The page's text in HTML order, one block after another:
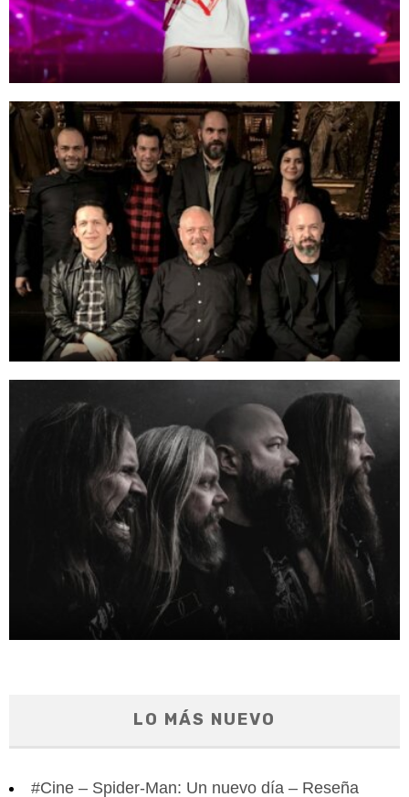
LO MÁS NUEVO
#Cine – Spider-Man: Un nuevo día – Reseña